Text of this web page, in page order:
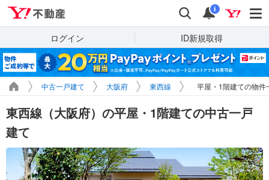
検索 通知
i
ログイン ID新規取得
中古一戸建て 大阪府 東西線 平屋・1階建ての物件
東西線（大阪府）の平屋・1階建ての中古一戸
建て